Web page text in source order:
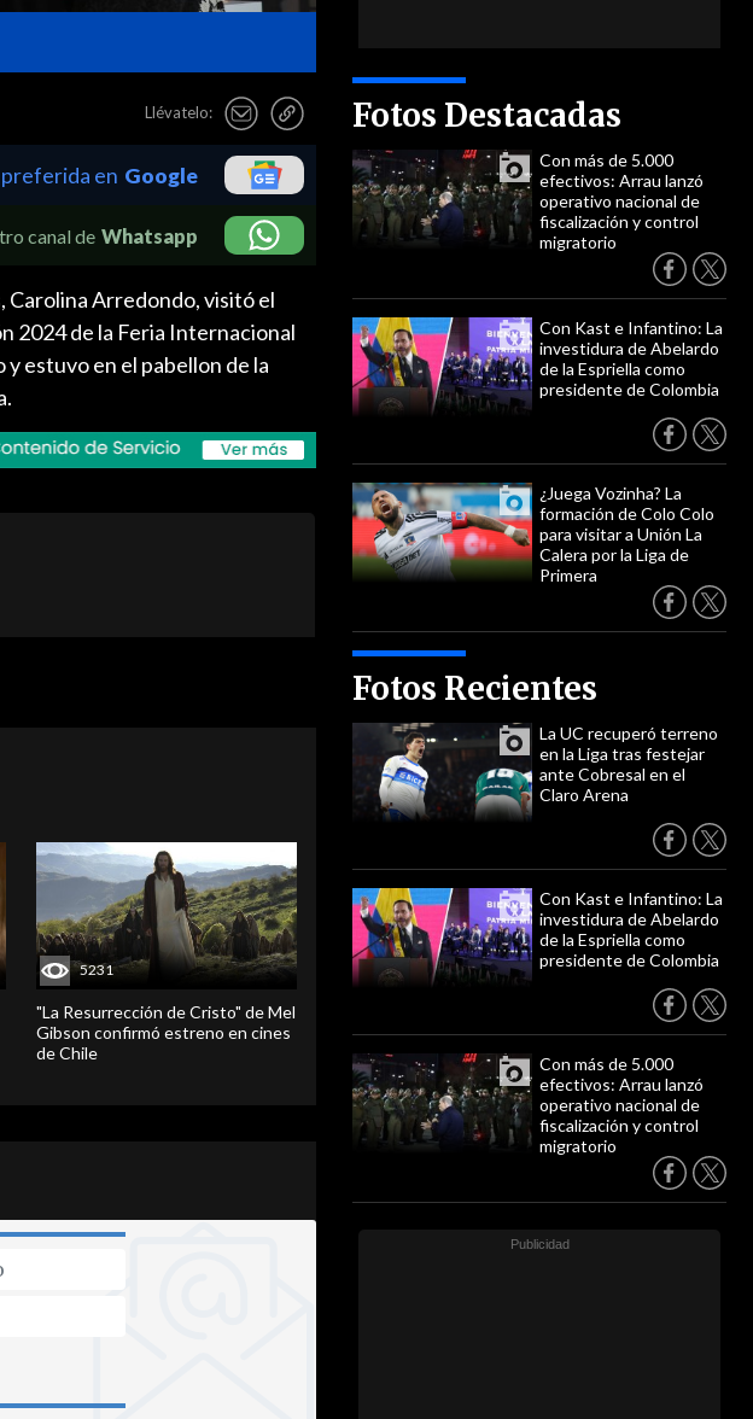
Llévatelo: Fotos Destacadas
Con más de 5.000
efectivos: Arrau lanzó
operativo nacional de
fiscalización y control
migratorio
Con Kast e Infantino: La
investidura de Abelardo
de la Espriella como
presidente de Colombia
¿Juega Vozinha? La
formación de Colo Colo
para visitar a Unión La
Calera por la Liga de
Primera
Fotos Recientes
La UC recuperó terreno
en la Liga tras festejar
ante Cobresal en el
Claro Arena
Con Kast e Infantino: La
investidura de Abelardo
de la Espriella como
presidente de Colombia
Con más de 5.000
efectivos: Arrau lanzó
operativo nacional de
fiscalización y control
migratorio
en Google
canal de Whatsapp
Carolina Arredondo, visitó el
2024 de la Feria Internacional
estuvo en el pabellon de la
5231
"La Resurrección de Cristo" de Mel
Gibson confirmó estreno en cines
de Chile